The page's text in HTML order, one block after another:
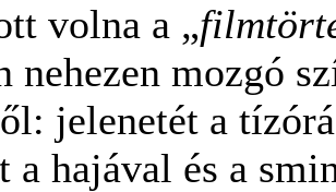
volna a „
nehezen mozgó
jelenetét a
a hajával és a